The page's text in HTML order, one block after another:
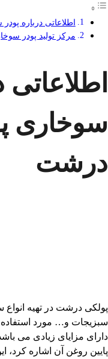
اطلاعاتی درباره
مرکز تولید پودر
اطلاعاتی
سوخاری
درشت
پولکی درشت در تهیه
سبزیجات و… مورد
دارای مزایای زیادی می
پایین روغن آن اشاره